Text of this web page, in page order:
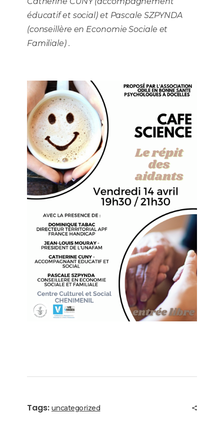
éducatif et social) et Pascale SZPYNDA
(conseillère en Economie Sociale et
Familiale) .
Tags: uncategorized